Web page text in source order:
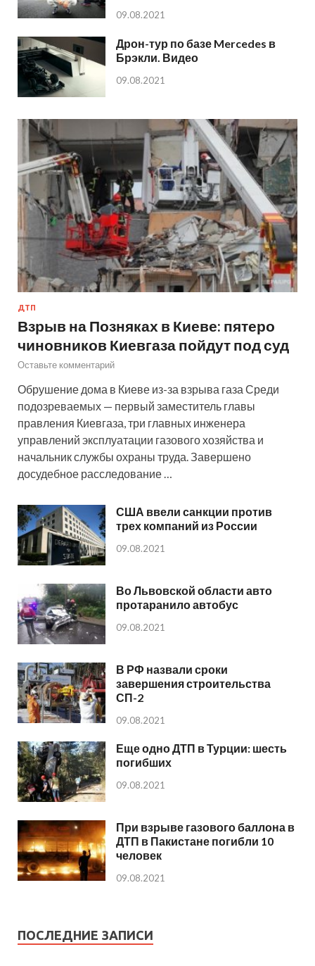
09.08.2021
Дрон-тур по базе Mercedes в
Брэкли. Видео
09.08.2021
ДТП
Взрыв на Позняках в Киеве: пятеро
чиновников Киевгаза пойдут под суд
Оставьте комментарий
Обрушение дома в Киеве из-за взрыва газа Среди
подозреваемых — первый заместитель главы
правления Киевгаза, три главных инженера
управлений эксплуатации газового хозяйства и
начальник службы охраны труда. Завершено
досудебное расследование …
США ввели санкции против
трех компаний из России
09.08.2021
Во Львовской области авто
протаранило автобус
09.08.2021
В РФ назвали сроки
завершения строительства
СП-2
09.08.2021
Еще одно ДТП в Турции: шесть
погибших
09.08.2021
При взрыве газового баллона в
ДТП в Пакистане погибли 10
человек
09.08.2021
ПОСЛЕДНИЕ ЗАПИСИ